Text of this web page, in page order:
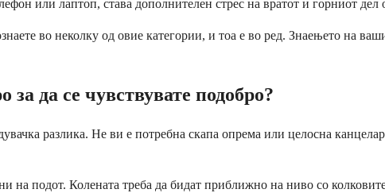
или лаптоп, става дополнителен стрес на вратот и горниот дел
во неколку од овие категории, и тоа е во ред. Знаењето на
да се чувствувате подобро?
разлика. Не ви е потребна скапа опрема или целосна
на подот. Колената треба да бидат приближно на ниво со